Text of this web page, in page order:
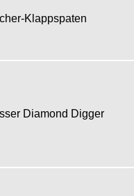
Klappspaten
Diamond Digger